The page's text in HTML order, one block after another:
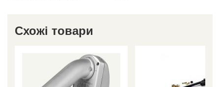
Схожі товари